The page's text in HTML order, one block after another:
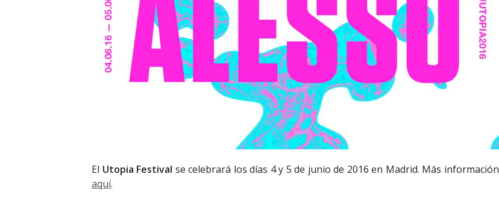
El Utopia Festival se celebrará los días 4 y 5 de junio de 2016 en Madrid. Más información
aquí.